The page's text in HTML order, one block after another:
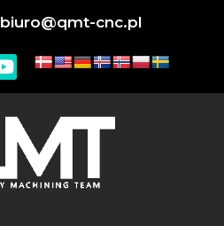
biuro@qmt-cnc.pl